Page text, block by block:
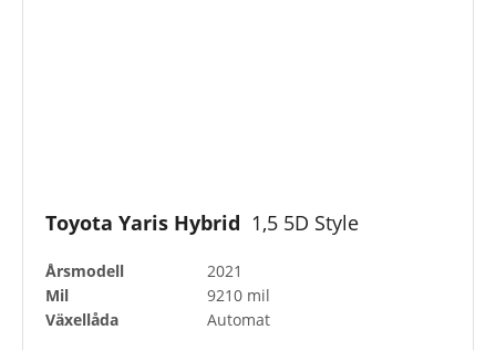
Toyota Yaris Hybrid 1,5 5D Style
Årsmodell
2021
Mil
9210 mil
Växellåda
Automat